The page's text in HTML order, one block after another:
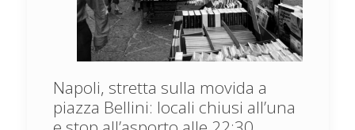
Napoli, stretta sulla movida a
piazza Bellini: locali chiusi all’una